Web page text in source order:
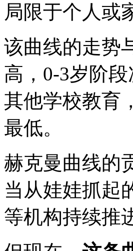
局限于个人或
该曲线的走势
高，0-3岁阶
其他学校教育
最低。
赫克曼曲线的
当从娃娃抓起
等机构持续推